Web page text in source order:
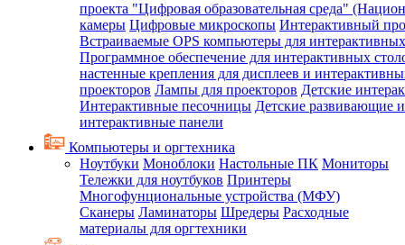
проекта "Цифровая образовательная среда"
камеры Цифровые микроскопы Интерактивный
Встраиваемые OPS компьютеры для
Программное обеспечение для интерактивных
настенные крепления для дисплеев и
проекторов Лампы для проекторов Детские
Интерактивные песочницы Детские развивающие
интерактивные панели
Компьютеры и оргтехника
Ноутбуки Моноблоки Настольные ПК Мониторы
Тележки для ноутбуков Принтеры
Многофунциональные устройства (МФУ)
Сканеры Ламинаторы Шредеры Расходные
материалы для оргтехники